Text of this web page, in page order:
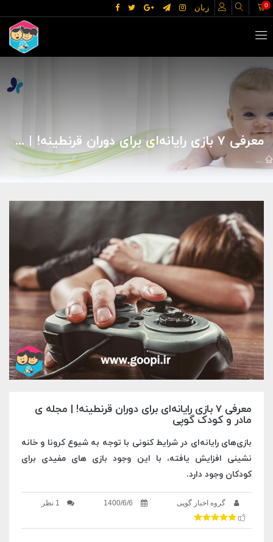
زبان 0
معرفی 7 بازی‌ رایانه‌ای برای دوران قرنطینه! | مجله ی مادر و کودک گوپی
علمی و فناوری
معرفی 7 بازی‌ رایانه‌ای برای دوران قرنطینه! | مجله ی
مادر و کودک گوپی
بازی‌های رایانه‌ای در شرایط کنونی با توجه به شیوع کرونا و خانه
نشینی افزایش یافته، با این وجود بازی های مفیدی برای
کودکان وجود دارد.
گروه اخبار گوپی 1400/6/6 1 نظر